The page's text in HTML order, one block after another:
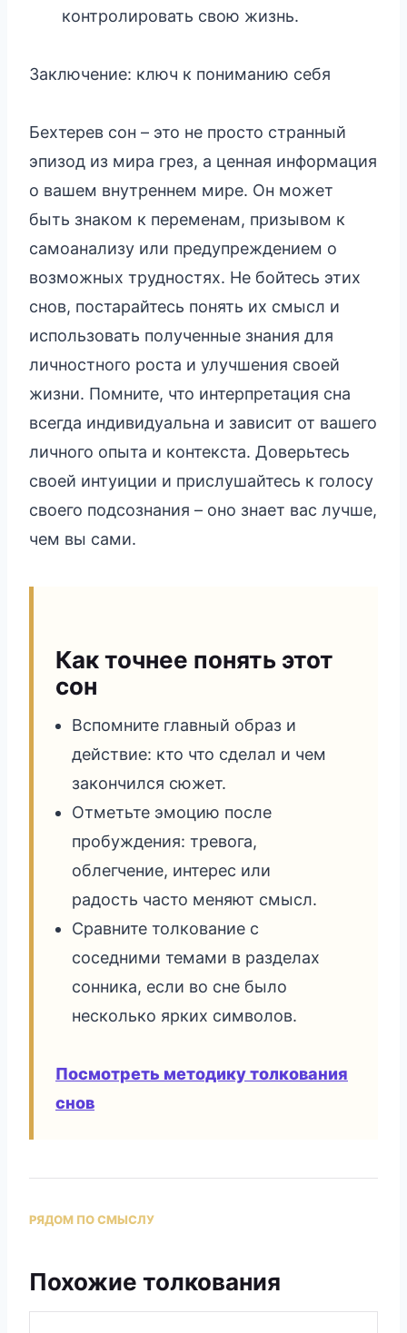
контролировать свою жизнь.
Заключение: ключ к пониманию себя
Бехтерев сон – это не просто странный
эпизод из мира грез, а ценная информация
о вашем внутреннем мире. Он может
быть знаком к переменам, призывом к
самоанализу или предупреждением о
возможных трудностях. Не бойтесь этих
снов, постарайтесь понять их смысл и
использовать полученные знания для
личностного роста и улучшения своей
жизни. Помните, что интерпретация сна
всегда индивидуальна и зависит от вашего
личного опыта и контекста. Доверьтесь
своей интуиции и прислушайтесь к голосу
своего подсознания – оно знает вас лучше,
чем вы сами.
Как точнее понять этот
сон
Вспомните главный образ и
действие: кто что сделал и чем
закончился сюжет.
Отметьте эмоцию после
пробуждения: тревога,
облегчение, интерес или
радость часто меняют смысл.
Сравните толкование с
соседними темами в разделах
сонника, если во сне было
несколько ярких символов.
Посмотреть методику толкования
снов
РЯДОМ ПО СМЫСЛУ
Похожие толкования